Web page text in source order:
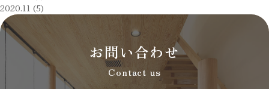
2020.11 (5)
お問い合わせ
Contact us